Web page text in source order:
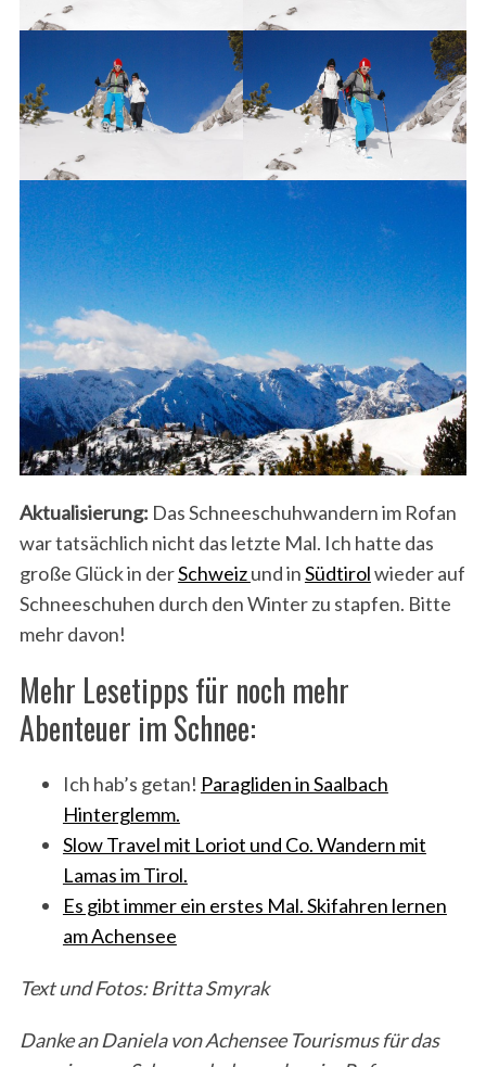
Aktualisierung: Das Schneeschuhwandern im Rofan
war tatsächlich nicht das letzte Mal. Ich hatte das
große Glück in derSchweizund inSüdtirolwieder auf
Schneeschuhen durch den Winter zu stapfen. Bitte
mehr davon!
Mehr Lesetipps für noch mehr
Abenteuer im Schnee:
Ich hab’s getan! Paragliden in Saalbach
Hinterglemm.
Slow Travel mit Loriot und Co. Wandern mit
Lamas im Tirol.
Es gibt immer ein erstes Mal. Skifahren lernen
am Achensee
Text und Fotos: Britta Smyrak
Danke an Daniela von Achensee Tourismus für das